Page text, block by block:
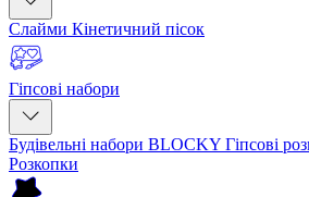
Слайми Кінетичний пісок
Гіпсові набори
Будівельні набори BLOCKY Гіпсові
Розкопки